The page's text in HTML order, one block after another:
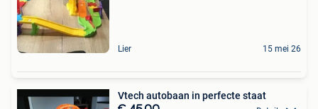
Lier 15 mei 26
Vtech autobaan in perfecte staat